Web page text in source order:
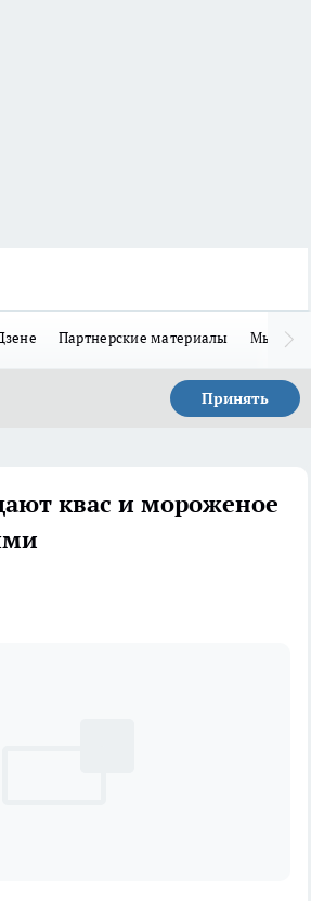
Партнерские материалы Мы в
Принять
квас и мороженое